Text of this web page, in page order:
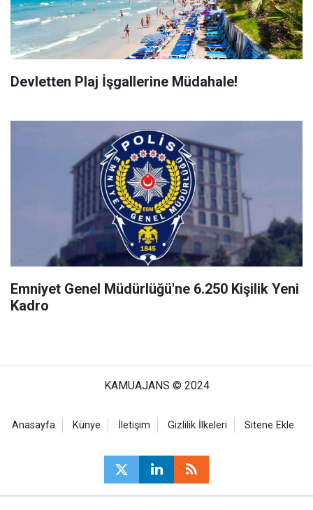
Devletten Plaj İşgallerine Müdahale!
Emniyet Genel Müdürlüğü'ne 6.250 Kişilik Yeni
Kadro
KAMUAJANS © 2024
Anasayfa Künye İletişim Gizlilik İlkeleri Sitene Ekle